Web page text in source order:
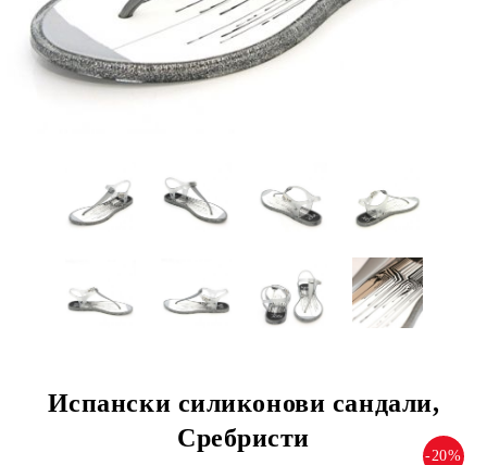
Испански силиконови сандали,
Сребристи
-20%